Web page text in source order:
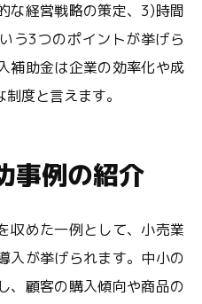
な経営戦略の策定、3)時間
う3つのポイントが挙げら
補助金は企業の効率化や成
度と言えます。
事例の紹介
収めた一例として、小売業
入が挙げられます。中小の
、顧客の購入傾向や商品の